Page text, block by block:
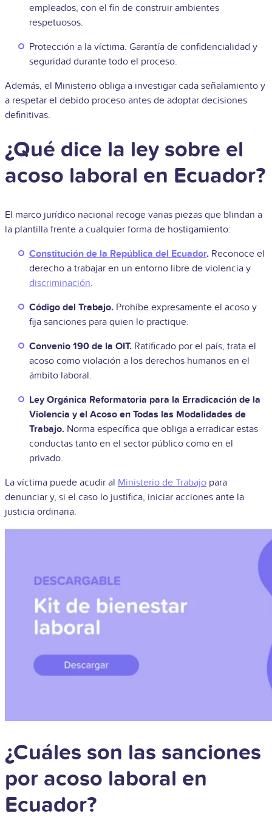
empleados, con el fin de construir ambientes
respetuosos.
Protección a la víctima. Garantía de confidencialidad y
seguridad durante todo el proceso.
Además, el Ministerio obliga a investigar cada señalamiento y
a respetar el debido proceso antes de adoptar decisiones
definitivas.
¿Qué dice la ley sobre el
acoso laboral en Ecuador?
El marco jurídico nacional recoge varias piezas que blindan a
la plantilla frente a cualquier forma de hostigamiento:
Constitución de la República del Ecuador. Reconoce el
derecho a trabajar en un entorno libre de violencia y
discriminación.
Código del Trabajo. Prohíbe expresamente el acoso y
fija sanciones para quien lo practique.
Convenio 190 de la OIT. Ratificado por el país, trata el
acoso como violación a los derechos humanos en el
ámbito laboral.
Ley Orgánica Reformatoria para la Erradicación de la
Violencia y el Acoso en Todas las Modalidades de
Trabajo. Norma específica que obliga a erradicar estas
conductas tanto en el sector público como en el
privado.
La víctima puede acudir al Ministerio de Trabajo para
denunciar y, si el caso lo justifica, iniciar acciones ante la
justicia ordinaria.
¿Cuáles son las sanciones
por acoso laboral en
Ecuador?